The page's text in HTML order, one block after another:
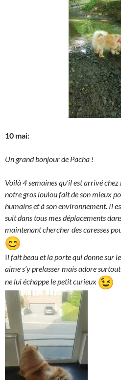
10 mai:
Un grand bonjour de Pacha !
Voilà 4 semaines qu’il est arrivé
notre gros loulou fait de son mieux
humains et à son environnement. Il
suit dans tous mes déplacements
maintenant chercher des caresses
Il fait beau et la porte qui donne sur
aime s’y prelasser mais adore
ne lui échappe le petit curieux